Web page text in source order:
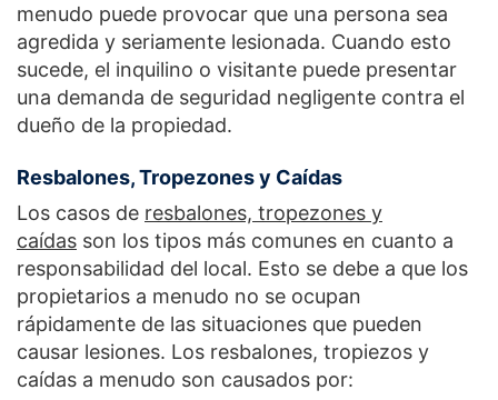
menudo puede provocar que una persona sea
agredida y seriamente lesionada. Cuando esto
sucede, el inquilino o visitante puede presentar
una demanda de seguridad negligente contra el
dueño de la propiedad.
Resbalones, Tropezones y Caídas
Los casos de resbalones, tropezones y
caídas son los tipos más comunes en cuanto a
responsabilidad del local. Esto se debe a que los
propietarios a menudo no se ocupan
rápidamente de las situaciones que pueden
causar lesiones. Los resbalones, tropiezos y
caídas a menudo son causados por: